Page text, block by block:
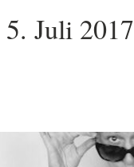
5. Juli 2017